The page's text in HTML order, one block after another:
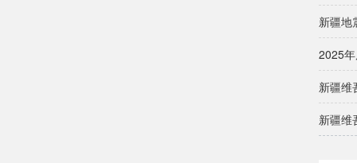
新疆地
2025
新疆维
新疆维